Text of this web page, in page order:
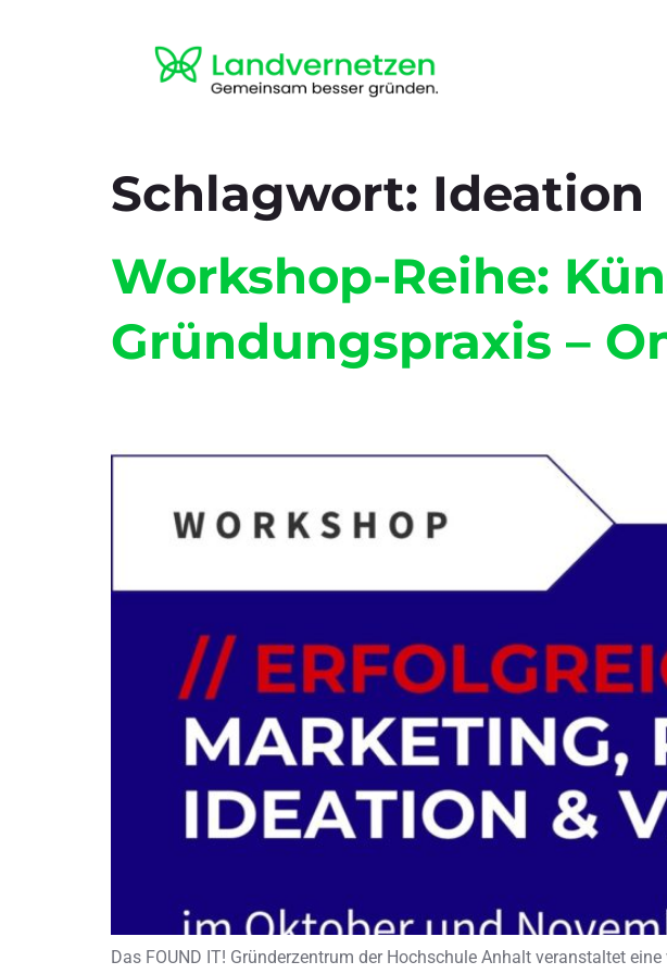
Schlagwort: Ideation
Workshop-Reihe:
Gründungspraxis –
Das FOUND IT! Gründerzentrum der Hochschule Anhalt veranstaltet